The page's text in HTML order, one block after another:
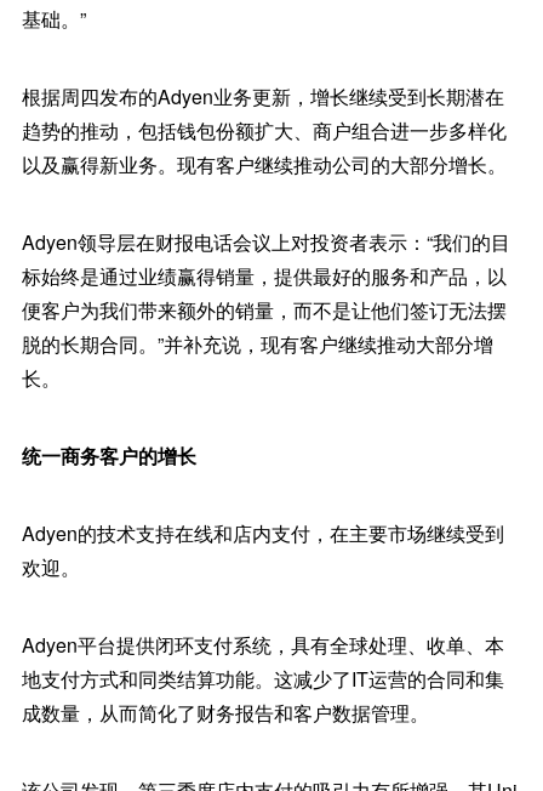
基础。”
根据周四发布的Adyen业务更新，增长继续受到长期潜在
趋势的推动，包括钱包份额扩大、商户组合进一步多样化
以及赢得新业务。现有客户继续推动公司的大部分增长。
Adyen领导层在财报电话会议上对投资者表示：“我们的目
标始终是通过业绩赢得销量，提供最好的服务和产品，以
便客户为我们带来额外的销量，而不是让他们签订无法摆
脱的长期合同。”并补充说，现有客户继续推动大部分增
长。
统一商务客户的增长
Adyen的技术支持在线和店内支付，在主要市场继续受到
欢迎。
Adyen平台提供闭环支付系统，具有全球处理、收单、本
地支付方式和同类结算功能。这减少了IT运营的合同和集
成数量，从而简化了财务报告和客户数据管理。